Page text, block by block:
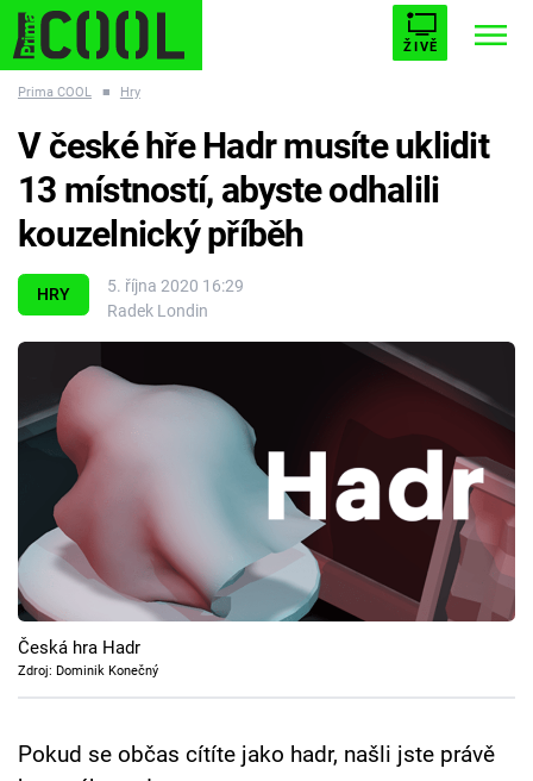
ŽIVĚ
ESCAPE PLNEJ KOTEL AVENGERS 5
Témata
Filmy
Seriály
Hry
Cool Esport
Pořady
TV Program
Prima COOL ■ Hry
HRY
5. října 2020 16:29
Radek Londin
V české hře Hadr musíte uklidit
13 místností, abyste odhalili
kouzelnický příběh
Česká hra Hadr
Zdroj: Dominik Konečný
Pokud se občas cítíte jako hadr, našli jste právě